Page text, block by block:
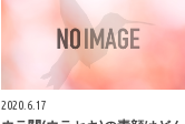
2020.6.17